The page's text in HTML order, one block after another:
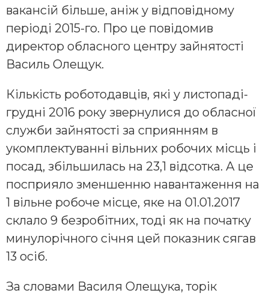
вакансій більше, аніж у відповідному
періоді 2015-го. Про це повідомив
директор обласного центру зайнятості
Василь Олещук.
Кількість роботодавців, які у листопаді-
грудні 2016 року звернулися до обласної
служби зайнятості за сприянням в
укомплектуванні вільних робочих місць і
посад, збільшилась на 23,1 відсотка. А це
посприяло зменшенню навантаження на
1 вільне робоче місце, яке на 01.01.2017
склало 9 безробітних, тоді як на початку
минулорічного січня цей показник сягав
13 осіб.
За словами Василя Олещука, торік